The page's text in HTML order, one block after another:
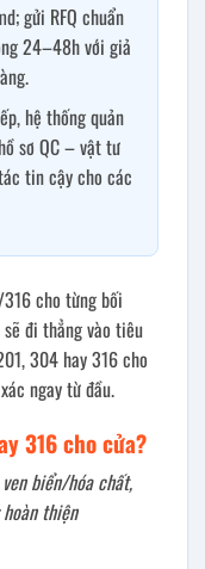
gửi RFQ chuẩn
24–48h với giả
hệ thống quản
sơ QC – vật tư
tin cậy cho các
cho từng bối
đi thẳng vào tiêu
304 hay 316 cho
ngay từ đầu.
316 cho cửa?
biển/hóa chất,
thiện